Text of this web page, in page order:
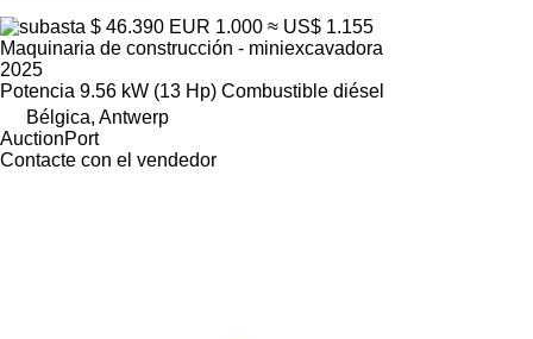
$ 46.390 EUR 1.000 ≈ US$ 1.155
Maquinaria de construcción - miniexcavadora
2025
Potencia 9.56 kW (13 Hp) Combustible diésel
Bélgica, Antwerp
AuctionPort
Contacte con el vendedor